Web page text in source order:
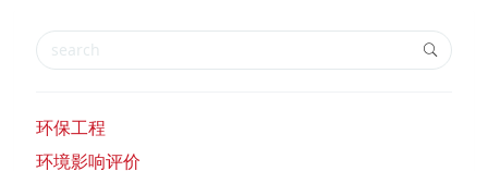
环保工程
环境影响评价